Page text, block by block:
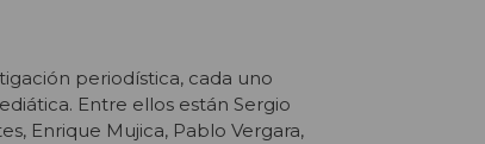
periodística, cada uno
Entre ellos están Sergio
Enrique Mujica, Pablo Vergara,